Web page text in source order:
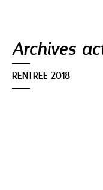
Archives
RENTREE 2018